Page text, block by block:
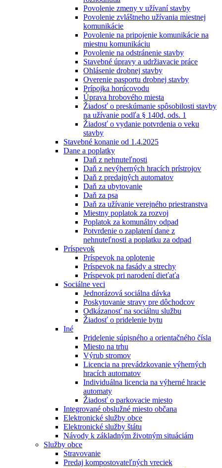
Povolenie zmeny v užívaní stavby
Povolenie zvláštneho užívania miestnej
komunikácie
Povolenie na pripojenie komunikácie na
miestnu komunikáciu
Povolenie na odstránenie stavby
Stavebné úpravy a udržiavacie práce
Ohlásenie drobnej stavby
Overenie pasportu drobnej stavby
Prípojka horúcovodu
Úprava hrobového miesta
Žiadosť o preskúmanie spôsobilosti stavby
na užívanie podľa § 140d, ods. 1
Žiadosť o vydanie potvrdenia o veku
stavby
Stavebné konanie od 1.4.2025
Dane a poplatky
Daň z nehnuteľnosti
Daň z nevýherných hracích prístrojov
Daň z predajných automatov
Daň za ubytovanie
Daň za psa
Daň za užívanie verejného priestranstva
Miestny poplatok za rozvoj
Poplatok za komunálny odpad
Potvrdenie o zaplatení dane z
nehnuteľnosti a poplatku za odpad
Príspevok
Príspevok na oplotenie
Príspevok na fasády a strechy
Príspevok pri narodení dieťaťa
Sociálne veci
Jednorázová sociálna dávka
Poskytovanie stravy pre dôchodcov
Odkázanosť na sociálnu službu
Žiadosť o pridelenie bytu
Iné
Pridelenie súpisného a orientačného čísla
Miesto na trhu
Výrub stromov
Licencia na prevádzkovanie výherných
hracích automatov
Individuálna licencia na výherné hracie
automaty
Žiadosť o parkovacie miesto
Integrované obslužné miesto občana
Elektronické služby obce
Elektronické služby štátu
Návody k základným životným situáciám
Služby obce
Stravovanie
Predaj kompostovateľných vreciek